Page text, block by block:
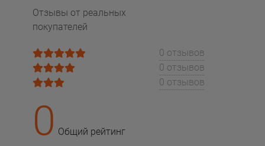
Отзывы от реальных
покупателей
0 отзывов
0 отзывов
0 отзывов
0 Общий рейтинг